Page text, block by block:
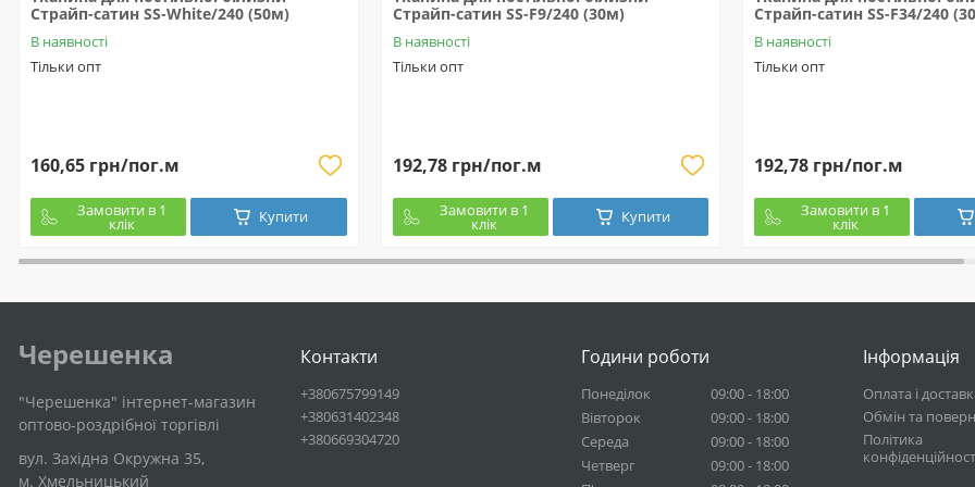
Страйп-сатин SS-White/240 (50м)
В наявності
Тільки опт
160,65 грн/пог.м
Замовити в 1
клік Купити
Страйп-сатин SS-F9/240 (30м)
В наявності
Тільки опт
192,78 грн/пог.м
Замовити в 1
клік Купити
Страйп-сатин SS-F34/240
В наявності
Тільки опт
192,78 грн/пог.м
Замовити в 1
клік
Черешенка
"Черешенка" інтернет-магазин
оптово-роздрібної торгівлі
вул. Західна Окружна 35,
м. Хмельницький
Контакти
+380675799149
+380631402348
+380669304720
Години роботи
Понеділок
09:00 - 18:00
Вівторок
09:00 - 18:00
Середа
09:00 - 18:00
Четверг
09:00 - 18:00
Інформація
Оплата і
Обмін та
Політика